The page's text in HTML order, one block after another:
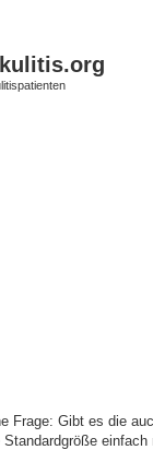
Frage: Gibt es die
einfach